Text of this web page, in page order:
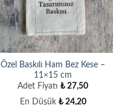
Özel Baskılı Ham Bez Kese –
11×15 cm
Adet Fiyatı ₺ 27,50
En Düşük ₺24,20